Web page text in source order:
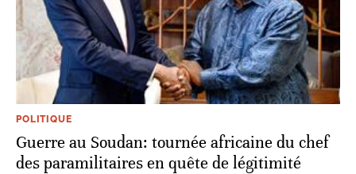
POLITIQUE
Guerre au Soudan: tournée africaine du chef
des paramilitaires en quête de légitimité